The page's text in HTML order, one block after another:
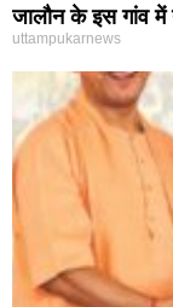
जालौन के इस गांव में
uttampukarnews